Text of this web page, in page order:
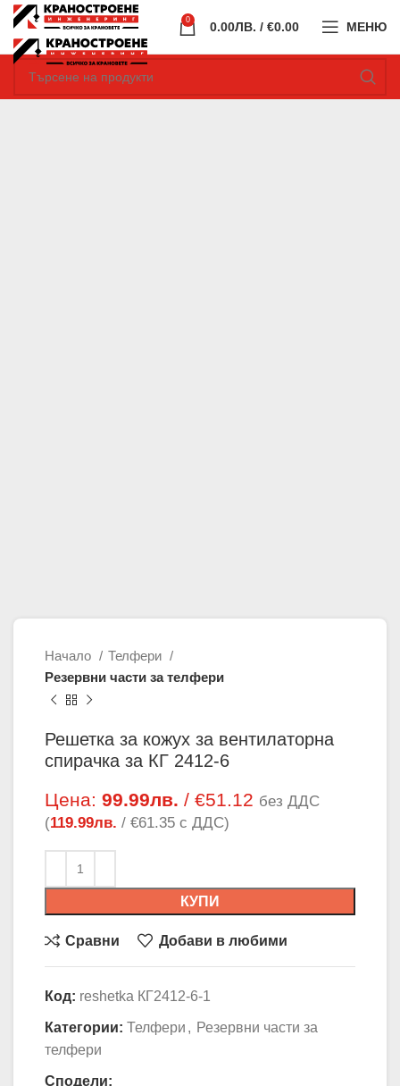
0 0.00ЛВ. / €0.00 МЕНЮ
Начало
Телфери
Резервни части за телфери
Решетка за кожух за вентилаторна
спирачка за КГ 2412-6
Цена: 99.99лв. / €51.12 без ДДС
(119.99лв. / €61.35 с ДДС)
КУПИ
Сравни Добави в любими
Код: reshetka КГ2412-6-1
Категории: Телфери , Резервни части за
телфери
Сподели: